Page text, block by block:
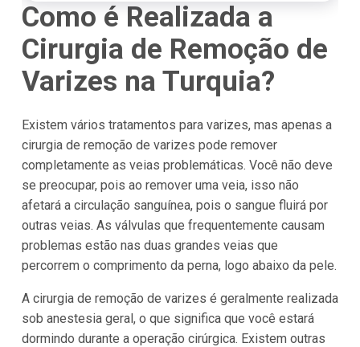
Como é Realizada a
Cirurgia de Remoção de
Varizes na Turquia?
Existem vários tratamentos para varizes, mas apenas a
cirurgia de remoção de varizes pode remover
completamente as veias problemáticas. Você não deve
se preocupar, pois ao remover uma veia, isso não
afetará a circulação sanguínea, pois o sangue fluirá por
outras veias. As válvulas que frequentemente causam
problemas estão nas duas grandes veias que
percorrem o comprimento da perna, logo abaixo da pele.
A cirurgia de remoção de varizes é geralmente realizada
sob anestesia geral, o que significa que você estará
dormindo durante a operação cirúrgica. Existem outras